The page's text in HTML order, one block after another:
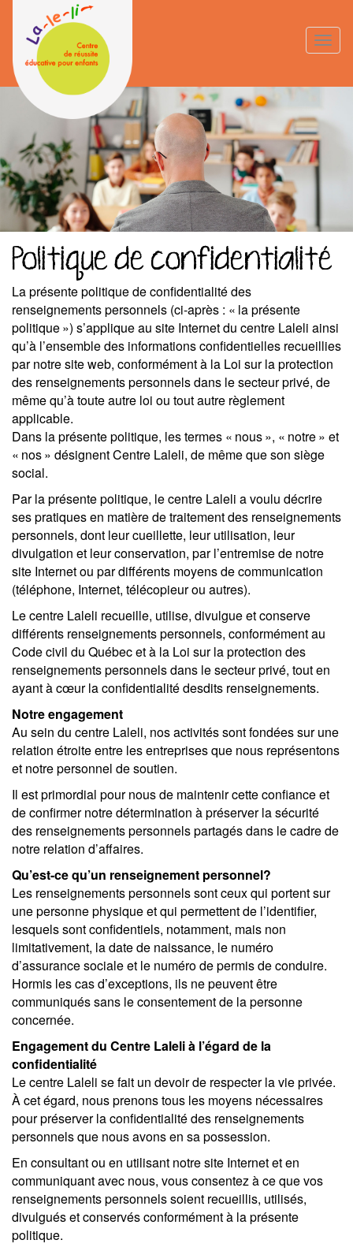
contenu
principal
Toggle
Politique de confidentialité
La présente politique de confidentialité des
renseignements personnels (ci-après : « la présente
politique ») s’applique au site Internet du centre Laleli ainsi
qu’à l’ensemble des informations confidentielles recueillies
par notre site web, conformément à la Loi sur la protection
des renseignements personnels dans le secteur privé, de
même qu’à toute autre loi ou tout autre règlement
applicable.
Dans la présente politique, les termes « nous », « notre » et
« nos » désignent Centre Laleli, de même que son siège
social.
Par la présente politique, le centre Laleli a voulu décrire
ses pratiques en matière de traitement des renseignements
personnels, dont leur cueillette, leur utilisation, leur
divulgation et leur conservation, par l’entremise de notre
site Internet ou par différents moyens de communication
(téléphone, Internet, télécopieur ou autres).
Le centre Laleli recueille, utilise, divulgue et conserve
différents renseignements personnels, conformément au
Code civil du Québec et à la Loi sur la protection des
renseignements personnels dans le secteur privé, tout en
ayant à cœur la confidentialité desdits renseignements.
Notre engagement
Au sein du centre Laleli, nos activités sont fondées sur une
relation étroite entre les entreprises que nous représentons
et notre personnel de soutien.
Il est primordial pour nous de maintenir cette confiance et
de confirmer notre détermination à préserver la sécurité
des renseignements personnels partagés dans le cadre de
notre relation d’affaires.
Qu’est-ce qu’un renseignement personnel?
Les renseignements personnels sont ceux qui portent sur
une personne physique et qui permettent de l’identifier,
lesquels sont confidentiels, notamment, mais non
limitativement, la date de naissance, le numéro
d’assurance sociale et le numéro de permis de conduire.
Hormis les cas d’exceptions, ils ne peuvent être
communiqués sans le consentement de la personne
concernée.
Engagementdu Centre Lalelià l’égard de la
confidentialité
Le centre Laleli se fait un devoir de respecter la vie privée.
À cet égard, nous prenons tous les moyens nécessaires
pour préserver la confidentialité des renseignements
personnels que nous avons en sa possession.
En consultant ou en utilisant notre site Internet et en
communiquant avec nous, vous consentez à ce que vos
renseignements personnels soient recueillis, utilisés,
divulgués et conservés conformément à la présente
politique.